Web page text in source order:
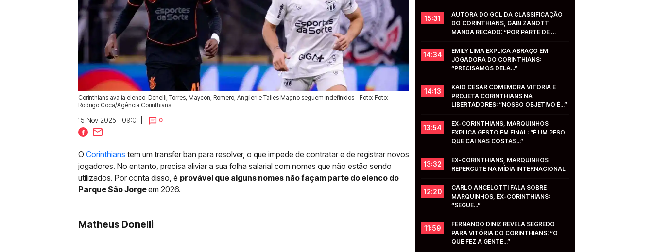
Corinthians avalia elenco: Donelli, Torres, Maycon, Romero, Angileri e Talles Magno seguem indefinidos - Foto: Foto:
Rodrigo Coca/Agência Corinthians
15 Nov 2025 | 09:01 | 0
O Corinthians tem um transfer ban para resolver, o que impede de contratar e de registrar novos
jogadores. No entanto, precisa aliviar a sua folha salarial com nomes que não estão sendo
utilizados. Por conta disso, é provável que alguns nomes não façam parte do elenco do
Parque São Jorgeem 2026.
Matheus Donelli
15:31
AUTORA DO GOL DA CLASSIFICAÇÃO
DO CORINTHIANS, GABI ZANOTTI
MANDA RECADO: “POR PARTE DE
14:34
EMILY LIMA EXPLICA ABRAÇO EM
JOGADORA DO CORINTHIANS:
“PRECISAMOS DELA...”
14:13
KAIO CÉSAR COMEMORA VITÓRIA E
PROJETA CORINTHIANS NA
LIBERTADORES: “NOSSO OBJETIVO É...”
13:54
EX-CORINTHIANS, MARQUINHOS
EXPLICA GESTO EM FINAL: “É UM PESO
QUE CAI NAS COSTAS...”
13:32
EX-CORINTHIANS, MARQUINHOS
REPERCUTE NA MÍDIA INTERNACIONAL
12:20
CARLO ANCELOTTI FALA SOBRE
MARQUINHOS, EX-CORINTHIANS:
“SEGUE...”
11:59
FERNANDO DINIZ REVELA SEGREDO
PARA VITÓRIA DO CORINTHIANS: “O
QUE FEZ A GENTE...”